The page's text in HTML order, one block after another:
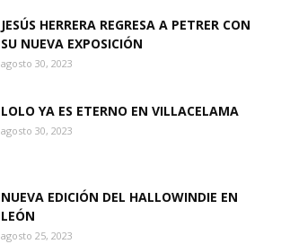
JESÚS HERRERA REGRESA A PETRER CON
SU NUEVA EXPOSICIÓN
agosto 30, 2023
LOLO YA ES ETERNO EN VILLACELAMA
agosto 30, 2023
NUEVA EDICIÓN DEL HALLOWINDIE EN
LEÓN
agosto 25, 2023